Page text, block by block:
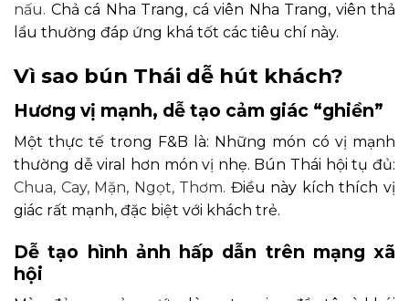
nấu. Chả cá Nha Trang, cá viên Nha Trang, viên thả
lẩu thường đáp ứng khá tốt các tiêu chí này.
Vì sao bún Thái dễ hút khách?
Hương vị mạnh, dễ tạo cảm giác “ghiền”
Một thực tế trong F&B là: Những món có vị mạnh
thường dễ viral hơn món vị nhẹ. Bún Thái hội tụ đủ:
Chua, Cay, Mặn, Ngọt, Thơm. Điều này kích thích vị
giác rất mạnh, đặc biệt với khách trẻ.
Dễ tạo hình ảnh hấp dẫn trên mạng xã
hội